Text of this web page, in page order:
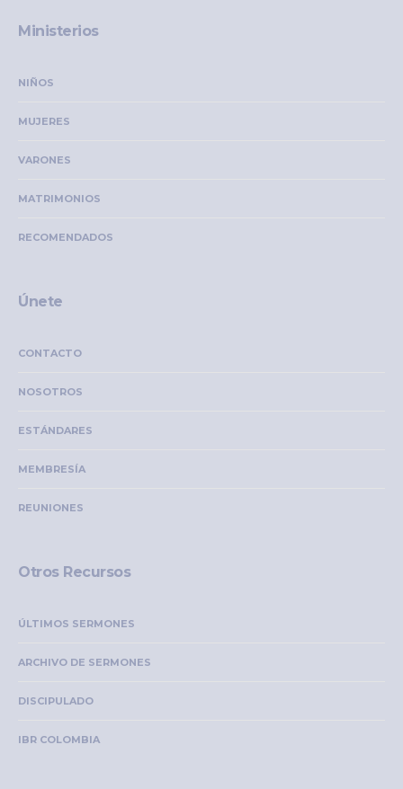
Ministerios
NIÑOS
MUJERES
VARONES
MATRIMONIOS
RECOMENDADOS
Únete
CONTACTO
NOSOTROS
ESTÁNDARES
MEMBRESÍA
REUNIONES
Otros Recursos
ÚLTIMOS SERMONES
ARCHIVO DE SERMONES
DISCIPULADO
IBR COLOMBIA